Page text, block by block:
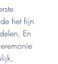
het fijn
En